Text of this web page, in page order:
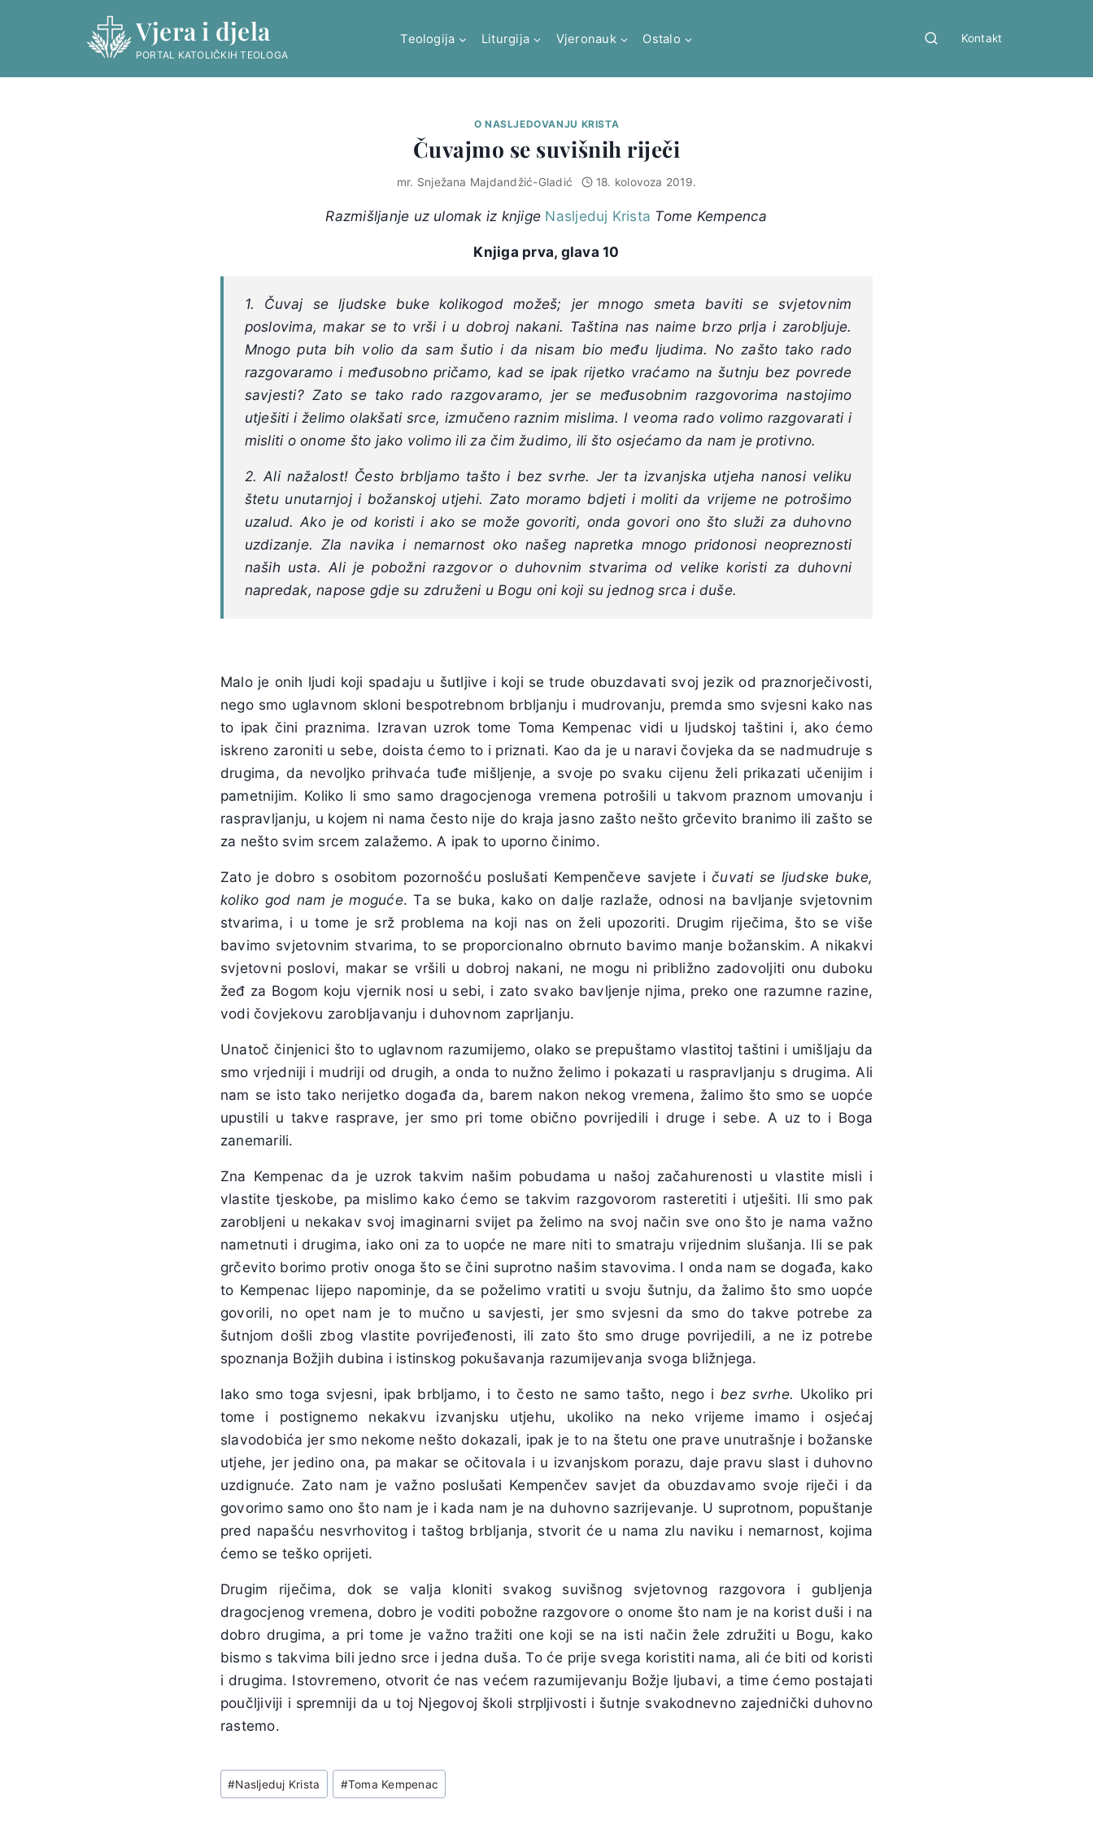
Vjera i djela
PORTAL KATOLIČKIH TEOLOGA
Teologija Liturgija Vjeronauk Ostalo Kontakt
O NASLJEDOVANJU KRISTA
Čuvajmo se suvišnih riječi
mr. Snježana Majdandžić-Gladić 18. kolovoza 2019.
Razmišljanje uz ulomak iz knjige Nasljeduj Krista Tome Kempenca
Knjiga prva, glava 10
1. Čuvaj se ljudske buke kolikogod možeš; jer mnogo smeta baviti se svjetovnim
poslovima, makar se to vrši i u dobroj nakani. Taština nas naime brzo prlja i zarobljuje.
Mnogo puta bih volio da sam šutio i da nisam bio među ljudima. No zašto tako rado
razgovaramo i međusobno pričamo, kad se ipak rijetko vraćamo na šutnju bez povrede
savjesti? Zato se tako rado razgovaramo, jer se međusobnim razgovorima nastojimo
utješiti i želimo olakšati srce, izmučeno raznim mislima. I veoma rado volimo razgovarati i
misliti o onome što jako volimo ili za čim žudimo, ili što osjećamo da nam je protivno.
2. Ali nažalost! Često brbljamo tašto i bez svrhe. Jer ta izvanjska utjeha nanosi veliku
štetu unutarnjoj i božanskoj utjehi. Zato moramo bdjeti i moliti da vrijeme ne potrošimo
uzalud. Ako je od koristi i ako se može govoriti, onda govori ono što služi za duhovno
uzdizanje. Zla navika i nemarnost oko našeg napretka mnogo pridonosi neopreznosti
naših usta. Ali je pobožni razgovor o duhovnim stvarima od velike koristi za duhovni
napredak, napose gdje su združeni u Bogu oni koji su jednog srca i duše.
Malo je onih ljudi koji spadaju u šutljive i koji se trude obuzdavati svoj jezik od praznorječivosti,
nego smo uglavnom skloni bespotrebnom brbljanju i mudrovanju, premda smo svjesni kako nas
to ipak čini praznima. Izravan uzrok tome Toma Kempenac vidi u ljudskoj taštini i, ako ćemo
iskreno zaroniti u sebe, doista ćemo to i priznati. Kao da je u naravi čovjeka da se nadmudruje s
drugima, da nevoljko prihvaća tuđe mišljenje, a svoje po svaku cijenu želi prikazati učenijim i
pametnijim. Koliko li smo samo dragocjenoga vremena potrošili u takvom praznom umovanju i
raspravljanju, u kojem ni nama često nije do kraja jasno zašto nešto grčevito branimo ili zašto se
za nešto svim srcem zalažemo. A ipak to uporno činimo.
Zato je dobro s osobitom pozornošću poslušati Kempenčeve savjete ičuvati se ljudske buke,
koliko god nam je moguće. Ta se buka, kako on dalje razlaže, odnosi na bavljanje svjetovnim
stvarima, i u tome je srž problema na koji nas on želi upozoriti. Drugim riječima, što se više
bavimo svjetovnim stvarima, to se proporcionalno obrnuto bavimo manje božanskim. A nikakvi
svjetovni poslovi, makar se vršili u dobroj nakani, ne mogu ni približno zadovoljiti onu duboku
žeđ za Bogom koju vjernik nosi u sebi, i zato svako bavljenje njima, preko one razumne razine,
vodi čovjekovu zarobljavanju i duhovnom zaprljanju.
Unatoč činjenici što to uglavnom razumijemo, olako se prepuštamo vlastitoj taštini i umišljaju da
smo vrjedniji i mudriji od drugih, a onda to nužno želimo i pokazati u raspravljanju s drugima. Ali
nam se isto tako nerijetko događa da, barem nakon nekog vremena, žalimo što smo se uopće
upustili u takve rasprave, jer smo pri tome obično povrijedili i druge i sebe. A uz to i Boga
zanemarili.
Zna Kempenac da je uzrok takvim našim pobudama u našoj začahurenosti u vlastite misli i
vlastite tjeskobe, pa mislimo kako ćemo se takvim razgovorom rasteretiti i utješiti. Ili smo pak
zarobljeni u nekakav svoj imaginarni svijet pa želimo na svoj način sve ono što je nama važno
nametnuti i drugima, iako oni za to uopće ne mare niti to smatraju vrijednim slušanja. Ili se pak
grčevito borimo protiv onoga što se čini suprotno našim stavovima. I onda nam se događa, kako
to Kempenac lijepo napominje, da se poželimo vratiti u svoju šutnju, da žalimo što smo uopće
govorili, no opet nam je to mučno u savjesti, jer smo svjesni da smo do takve potrebe za
šutnjom došli zbog vlastite povrijeđenosti, ili zato što smo druge povrijedili, a ne iz potrebe
spoznanja Božjih dubina i istinskog pokušavanja razumijevanja svoga bližnjega.
Iako smo toga svjesni, ipak brbljamo, i to često ne samo tašto, nego i bez svrhe. Ukoliko pri
tome i postignemo nekakvu izvanjsku utjehu, ukoliko na neko vrijeme imamo i osjećaj
slavodobića jer smo nekome nešto dokazali, ipak je to na štetu one prave unutrašnje i božanske
utjehe, jer jedino ona, pa makar se očitovala i u izvanjskom porazu, daje pravu slast i duhovno
uzdignuće. Zato nam je važno poslušati Kempenčev savjet da obuzdavamo svoje riječi i da
govorimo samo ono što nam je i kada nam je na duhovno sazrijevanje. U suprotnom, popuštanje
pred napašću nesvrhovitog i taštog brbljanja, stvorit će u nama zlu naviku i nemarnost, kojima
ćemo se teško oprijeti.
Drugim riječima, dok se valja kloniti svakog suvišnog svjetovnog razgovora i gubljenja
dragocjenog vremena, dobro je voditi pobožne razgovore o onome što nam je na korist duši i na
dobro drugima, a pri tome je važno tražiti one koji se na isti način žele združiti u Bogu, kako
bismo s takvima bili jedno srce i jedna duša. To će prije svega koristiti nama, ali će biti od koristi
i drugima. Istovremeno, otvorit će nas većem razumijevanju Božje ljubavi, a time ćemo postajati
poučljiviji i spremniji da u toj Njegovoj školi strpljivosti i šutnje svakodnevno zajednički duhovno
rastemo.
Post
Tags:
#Nasljeduj Krista #Toma Kempenac